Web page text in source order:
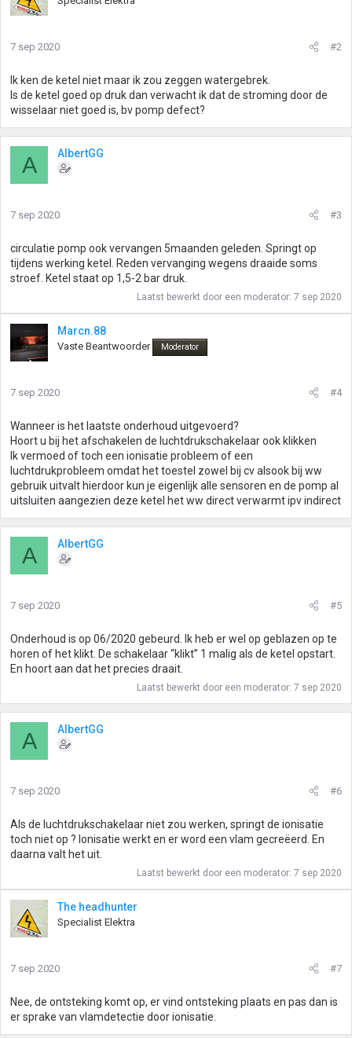
7 sep 2020 #2
Ik ken de ketel niet maar ik zou zeggen watergebrek.
Is de ketel goed op druk dan verwacht ik dat de stroming door de
wisselaar niet goed is, bv pomp defect?
A AlbertGG
7 sep 2020 #3
circulatie pomp ook vervangen 5maanden geleden. Springt op
tijdens werking ketel. Reden vervanging wegens draaide soms
stroef. Ketel staat op 1,5-2 bar druk.
Laatst bewerkt door een moderator: 7 sep 2020
Marcn.88
Vaste Beantwoorder Moderator
7 sep 2020 #4
Wanneer is het laatste onderhoud uitgevoerd?
Hoort u bij het afschakelen de luchtdrukschakelaar ook klikken
Ik vermoed of toch een ionisatie probleem of een
luchtdrukprobleem omdat het toestel zowel bij cv alsook bij ww
gebruik uitvalt hierdoor kun je eigenlijk alle sensoren en de pomp al
uitsluiten aangezien deze ketel het ww direct verwarmt ipv indirect
A AlbertGG
7 sep 2020 #5
Onderhoud is op 06/2020 gebeurd. Ik heb er wel op geblazen op te
horen of het klikt. De schakelaar “klikt” 1 malig als de ketel opstart.
En hoort aan dat het precies draait.
Laatst bewerkt door een moderator: 7 sep 2020
A AlbertGG
7 sep 2020 #6
Als de luchtdrukschakelaar niet zou werken, springt de ionisatie
toch niet op ? Ionisatie werkt en er word een vlam gecreëerd. En
daarna valt het uit.
Laatst bewerkt door een moderator: 7 sep 2020
The headhunter
Specialist Elektra
7 sep 2020 #7
Nee, de ontsteking komt op, er vind ontsteking plaats en pas dan is
er sprake van vlamdetectie door ionisatie.